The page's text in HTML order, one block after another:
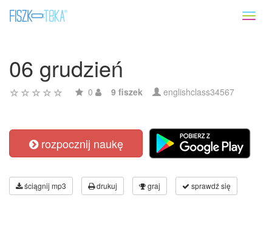
06 grudzień
0 9 fiszek englishclass34567
rozpocznij naukę
ściągnij mp3 drukuj graj sprawdź się